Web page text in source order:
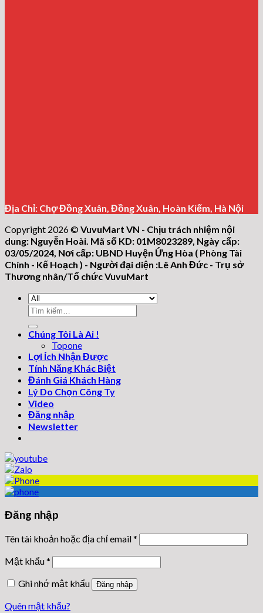
Địa Chỉ: Chợ Đồng Xuân, Đồng Xuân, Hoàn Kiếm, Hà Nội
Copyright 2026 © VuvuMart VN - Chịu trách nhiệm nội
dung: Nguyễn Hoài. Mã số KD: 01M8023289, Ngày cấp:
03/05/2024, Nơi cấp: UBND Huyện Ứng Hòa ( Phòng Tài
Chính - Kế Hoạch ) - Người đại diện :Lê Anh Đức - Trụ sở
Thương nhân/Tổ chức VuvuMart
Tìm
kiếm:
Chúng Tôi Là Ai !
Topone
Lợi Ích Nhận Được
Tính Năng Khác Biệt
Đánh Giá Khách Hàng
Lý Do Chọn Công Ty
Video
Đăng nhập
Newsletter
Đăng nhập
Tên tài khoản hoặc địa chỉ email*
Mật khẩu*
Ghi nhớ mật khẩu
Đăng nhập
Quên mật khẩu?